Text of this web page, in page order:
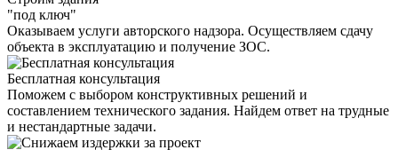
"под ключ"
Оказываем услуги авторского надзора. Осуществляем сдачу
объекта в эксплуатацию и получение ЗОС.
Бесплатная консультация
Поможем с выбором конструктивных решений и
составлением технического задания. Найдем ответ на трудные
и нестандартные задачи.